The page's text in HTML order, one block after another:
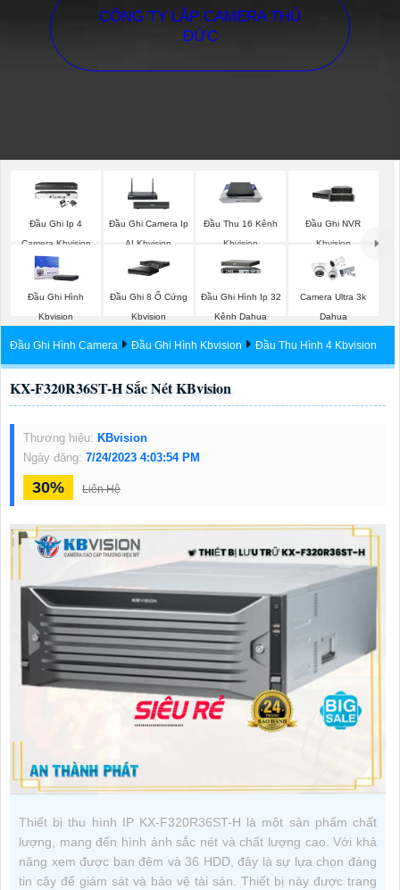
CÔNG TY LẮP CAMERA THỦ
ĐỨC
Đầu Ghi Ip 4
Camera Kbvision
Đầu Ghi Camera Ip
AI Kbvision
Đầu Thu 16 Kênh
Kbvision
Đầu Ghi NVR
Kbvision
Đầu Ghi Hình
Kbvision
Đầu Ghi 8 Ổ Cứng
Kbvision
Đầu Ghi Hình Ip 32
Kênh Dahua
Camera Ultra 3k
Dahua
Đầu Ghi Hình Camera Đầu Ghi Hình Kbvision Đầu Thu Hình 4 Kbvision
KX-F320R36ST-H Sắc Nét KBvision
Thương hiệu: KBvision
Ngày đăng: 7/24/2023 4:03:54 PM
30% Liên Hệ
Thiết bị thu hình IP KX-F320R36ST-H là một sản phẩm chất
lượng, mang đến hình ảnh sắc nét và chất lượng cao. Với khả
năng xem được ban đêm và 36 HDD, đây là sự lựa chọn đáng
tin cậy để giám sát và bảo vệ tài sản. Thiết bị này được trang